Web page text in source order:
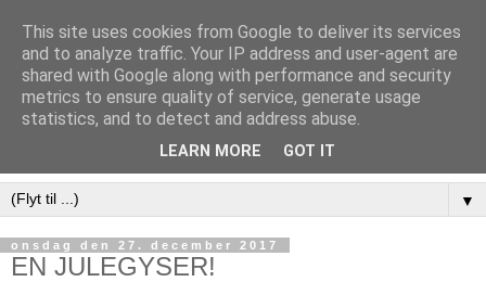
▼
onsdag den 27. december 2017
EN JULEGYSER!
This site uses cookies from Google to deliver its services
and to analyze traffic. Your IP address and user-agent are
shared with Google along with performance and security
metrics to ensure quality of service, generate usage
statistics, and to detect and address abuse.
LEARN MORE GOT IT